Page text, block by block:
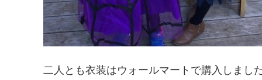
二人とも衣装はウォールマートで購入しまし